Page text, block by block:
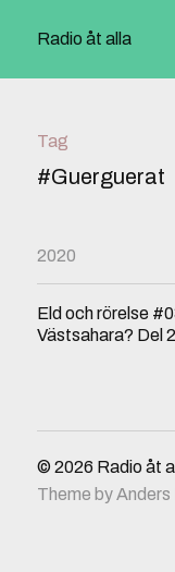
Radio åt alla
Tag
#Guerguerat
2020
Eld och rörelse
Västsahara? Del
© 2026 Radio åt
Theme byAnders